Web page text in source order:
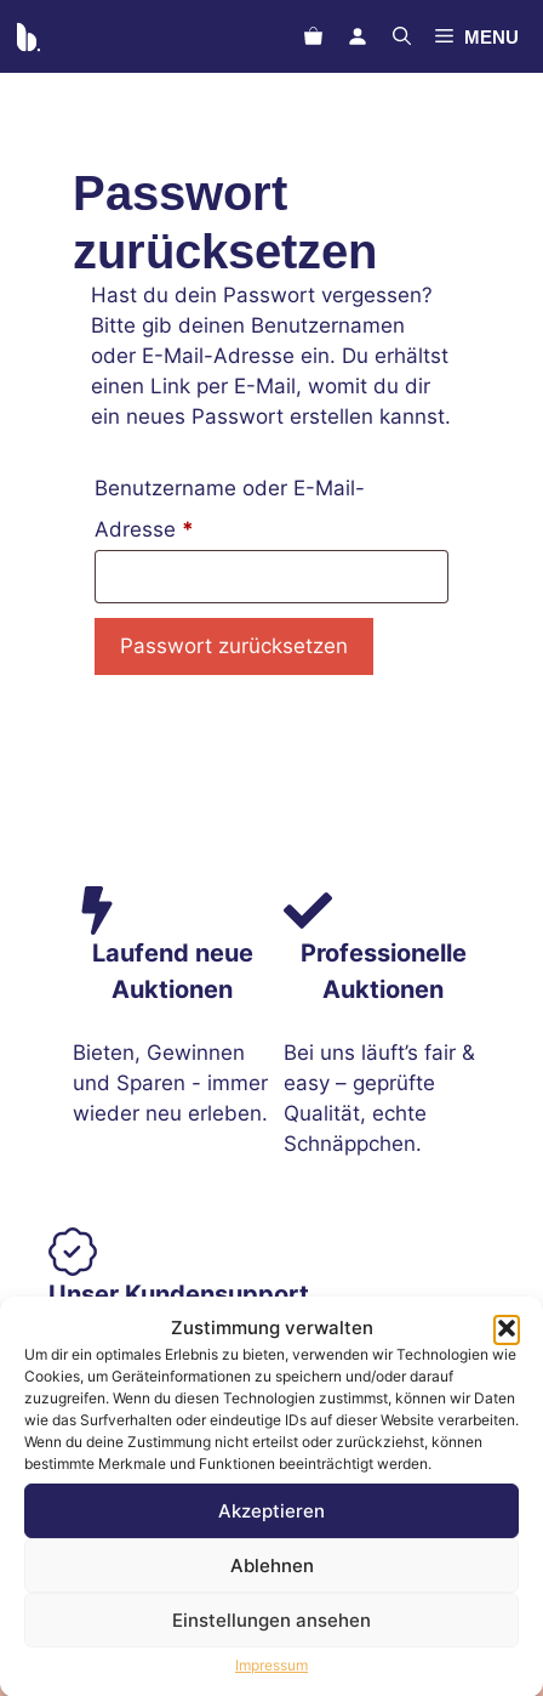
Zustimmung verwalten
Um dir ein optimales Erlebnis zu bieten, verwenden wir Technologien wie
Cookies, um Geräteinformationen zu speichern und/oder darauf
zuzugreifen. Wenn du diesen Technologien zustimmst, können wir Daten
wie das Surfverhalten oder eindeutige IDs auf dieser Website verarbeiten.
Wenn du deine Zustimmung nicht erteilst oder zurückziehst, können
bestimmte Merkmale und Funktionen beeinträchtigt werden.
Akzeptieren
Ablehnen
Einstellungen ansehen
Impressum
Inhalt
springen
MENU
Passwort
zurücksetzen
Hast du dein Passwort vergessen?
Bitte gib deinen Benutzernamen
oder E-Mail-Adresse ein. Du erhältst
einen Link per E-Mail, womit du dir
ein neues Passwort erstellen kannst.
Benutzername oder E-Mail-
Adresse *
Passwort zurücksetzen
Laufend neue
Auktionen
Bieten, Gewinnen
und Sparen - immer
wieder neu erleben.
Professionelle
Auktionen
Bei uns läuft’s fair &
easy – geprüfte
Qualität, echte
Schnäppchen.
Unser Kundensupport
Wir sind für Sie da – schnell, freundlich &
ohne Warteschleife.
Folgen Sie uns!
Bleiben Sie immer auf dem Laufenden!